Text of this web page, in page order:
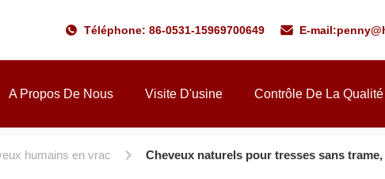
Téléphone: 86-0531-15969700649 E-mail:
A Propos De Nous Visite D'usine Contrôle De La Qualité
humains en vrac Cheveux naturels pour tresses sans